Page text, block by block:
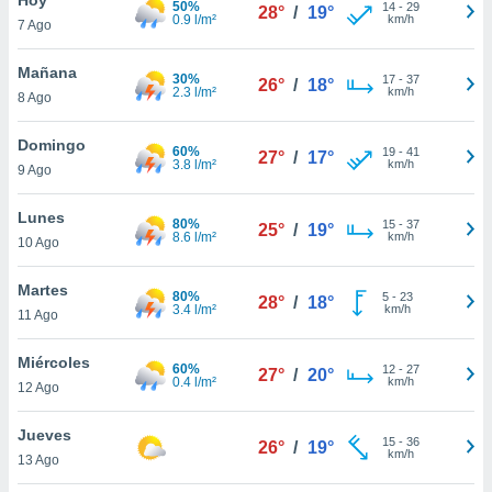
en
más
nuestra
de
cookies
aceptar
7 Ago
50%
0.9 l/m²
28° / 19° 14- 29
km/h
Mañana
8 Ago
30%
2.3 l/m²
26° / 18° 17- 37
km/h
Domingo
9 Ago
60%
3.8 l/m²
27° / 17° 19- 41
km/h
Lunes
10 Ago
80%
8.6 l/m²
25° / 19° 15- 37
km/h
Martes
11 Ago
80%
3.4 l/m²
28° / 18° 5- 23
km/h
Miércoles
12 Ago
60%
0.4 l/m²
27° / 20° 12- 27
km/h
Jueves
13 Ago
26° / 19° 15- 36
km/h